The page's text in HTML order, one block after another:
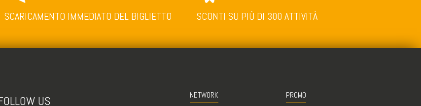
SCARICAMENTO IMMEDIATO DEL BIGLIETTO SCONTI SU PIÙ DI 300 ATTIVITÀ
US NETWORK PROMO